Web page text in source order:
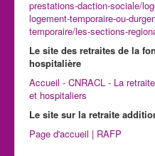
prestations-daction-sociale/
logement-temporaire-ou-
temporaire/les-sections-
Le site des retraites de la
hospitalière
Accueil - CNRACL - La
et hospitaliers
Le site sur la retraite
Page d'accueil | RAFP